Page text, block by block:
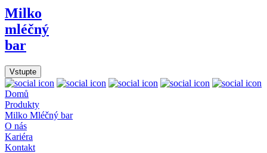
Milko
mléčný
bar
Vstupte
Domů
Produkty
Milko Mléčný bar
O nás
Kariéra
Kontakt